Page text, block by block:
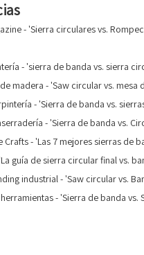
- 'Sierra circulares vs.
- 'sierra de banda vs. sierra
madera - 'Saw circular vs. mesa
- 'Sierra de banda vs.
- 'Sierra de banda vs.
Crafts - 'Las 7 mejores sierras de
guía de sierra circular final vs.
industrial - 'Saw circular vs.
- 'Sierra de banda